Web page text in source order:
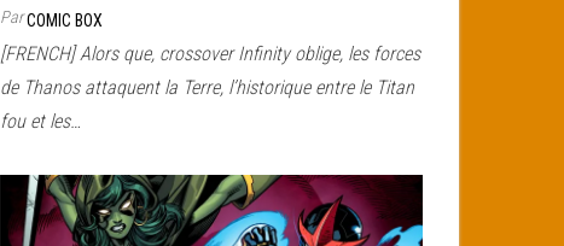
ParCOMIC BOX
[FRENCH] Alors que, crossover Infinity oblige, les forces
de Thanos attaquent la Terre, l’historique entre le Titan
fou et les…